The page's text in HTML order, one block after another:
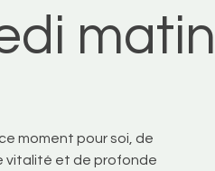
matin
moment pour soi, de
vitalité et de profonde